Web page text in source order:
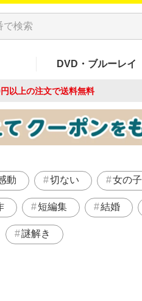
DVD・ブルーレイ
以上の注文で送料無料
動 切ない 女の子
短編集 結婚
謎解き